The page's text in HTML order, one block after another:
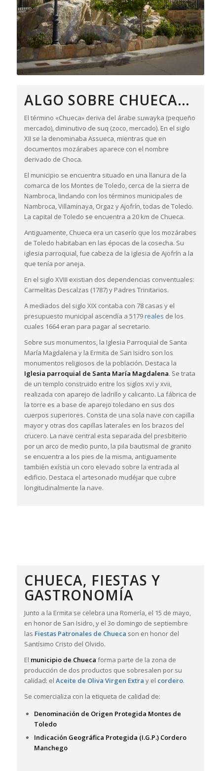
ALGO SOBRE CHUECA…
El término «Chueca» deriva del árabe suwayka (pequeño
mercado), diminutivo de suq (zoco, mercado). En el siglo
XII se la denominaba Assueca, mientras que en
documentos mozárabes aparece con el nombre
derivado de Choca.
El municipio se encuentra situado en una llanura de la
comarca de los Montes de Toledo, cerca de la sierra de
Nambroca, lindando con los términos municipales de
Nambroca, Villaminaya, Orgaz y Ajofrín, todas de Toledo.
La capital de Toledo se encuentra a 20 km de Chueca.
Antiguamente, Chueca era un caserío que los mozárabes
de Toledo habitaban en las épocas de la cosecha. Su
iglesia parroquial, fue cabeza de la iglesia de Ajofrín a la
que tenía por aneja.
En el siglo XVIII existian dos dependencias conventuales:
Carmelitas Descalzas (1787) y Padres Trinitarios.
A mediados del siglo XIX contaba con 78 casas y el
presupuesto municipal ascendía a 5179reales de los
cuales 1664 eran para pagar al secretario.
Sobre sus monumentos, la Iglesia Parroquial de Santa
María Magdalena y la Ermita de San Isidro son los
monumentos religiosos de la población. Destaca la
Iglesia parroquial de Santa María Magdalena. Se trata
de un templo construido entre los siglos xvi y xvii,
realizada con aparejo de ladrillo y calicanto. La fábrica de
la torre es a base de aparejo toledano en sus dos
cuerpos superiores. Consta de una sola nave con capilla
mayor y otras dos capillas laterales en los brazos del
crucero. La nave central esta separada del presbiterio
por un arco de medio punto, la pila bautismal de granito
se encuentra a los pies de la misma, antiguamente
también exístia un coro elevado sobre la entrada al
edificio. Destaca el artesonado mudéjar que cubre
longitudinalmente la nave.
CHUECA, FIESTAS Y
GASTRONOMÍA
Junto a la Ermita se celebra una Romería, el 15 de mayo,
en honor de San Isidro, y el 3o domingo de septiembre
las Fiestas Patronales de Chueca son en honor del
Santísimo Cristo del Olvido.
El municipio de Chueca forma parte de la zona de
producción de dos productos que sobresalen por su
calidad: el Aceite de Oliva Virgen Extra y el cordero.
Se comercializa con la etiqueta de calidad de:
Denominación de Origen Protegida Montes de
Toledo
Indicación Geográfica Protegida (I.G.P.) Cordero
Manchego